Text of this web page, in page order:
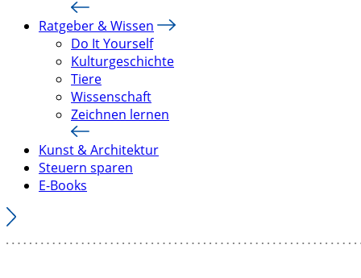
Ratgeber & Wissen
Do It Yourself
Kulturgeschichte
Tiere
Wissenschaft
Zeichnen lernen
Kunst & Architektur
Steuern sparen
E-Books